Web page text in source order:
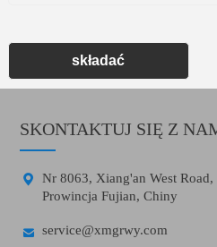
składać
SKONTAKTUJ SIĘ Z

Nr 8063, Xiang'an West
Prowincja Fujian, Chiny
 service@xmgrwy.com